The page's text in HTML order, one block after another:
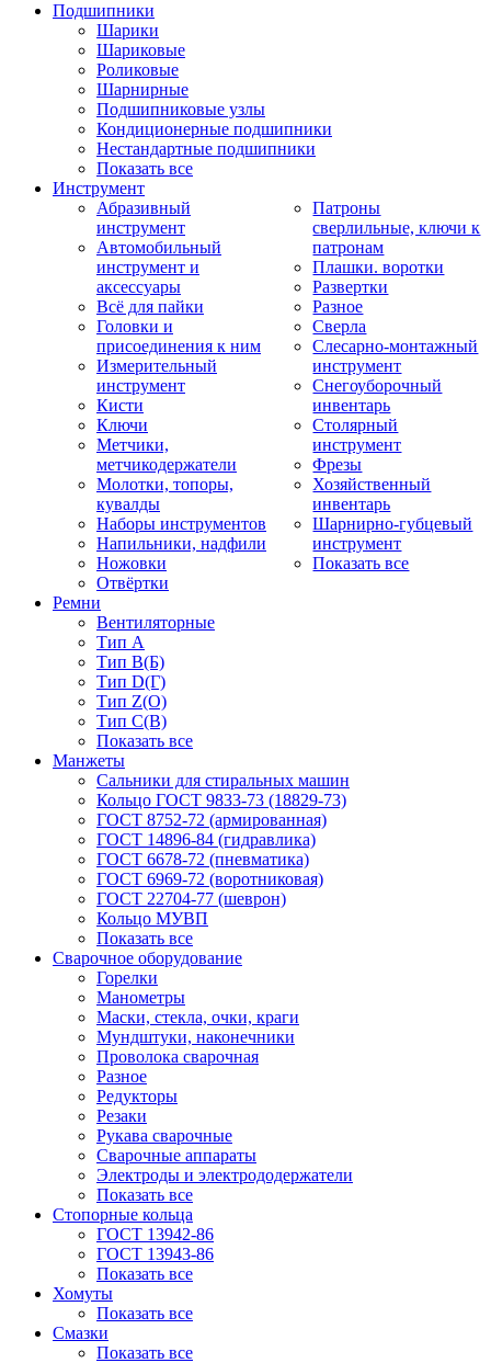
Подшипники
Шарики
Шариковые
Роликовые
Шарнирные
Подшипниковые узлы
Кондиционерные подшипники
Нестандартные подшипники
Показать все
Инструмент
Абразивный
инструмент
Автомобильный
инструмент и
аксессуары
Всё для пайки
Головки и
присоединения к ним
Измерительный
инструмент
Кисти
Ключи
Метчики,
метчикодержатели
Молотки, топоры,
кувалды
Наборы инструментов
Напильники, надфили
Ножовки
Отвёртки
Патроны
сверлильные, ключи к
патронам
Плашки. воротки
Развертки
Разное
Сверла
Слесарно-монтажный
инструмент
Снегоуборочный
инвентарь
Столярный
инструмент
Фрезы
Хозяйственный
инвентарь
Шарнирно-губцевый
инструмент
Показать все
Ремни
Вентиляторные
Тип A
Тип B(Б)
Тип D(Г)
Тип Z(O)
Тип С(В)
Показать все
Манжеты
Сальники для стиральных машин
Кольцо ГОСТ 9833-73 (18829-73)
ГОСТ 8752-72 (армированная)
ГОСТ 14896-84 (гидравлика)
ГОСТ 6678-72 (пневматика)
ГОСТ 6969-72 (воротниковая)
ГОСТ 22704-77 (шеврон)
Кольцо МУВП
Показать все
Сварочное оборудование
Горелки
Манометры
Маски, стекла, очки, краги
Мундштуки, наконечники
Проволока сварочная
Разное
Редукторы
Резаки
Рукава сварочные
Сварочные аппараты
Электроды и электрододержатели
Показать все
Стопорные кольца
ГОСТ 13942-86
ГОСТ 13943-86
Показать все
Хомуты
Показать все
Смазки
Показать все